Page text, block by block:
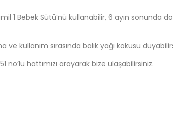
1 Bebek Sütü’nü kullanabilir, 6 ayın
ve kullanım sırasında balık yağı kokusu
no’lu hattımızı arayarak bize ulaşabilirsiniz.